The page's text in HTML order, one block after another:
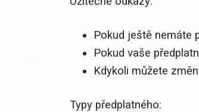
Pokud ještě nemáte
Pokud vaše
Kdykoli můžete
Typy předplatného: